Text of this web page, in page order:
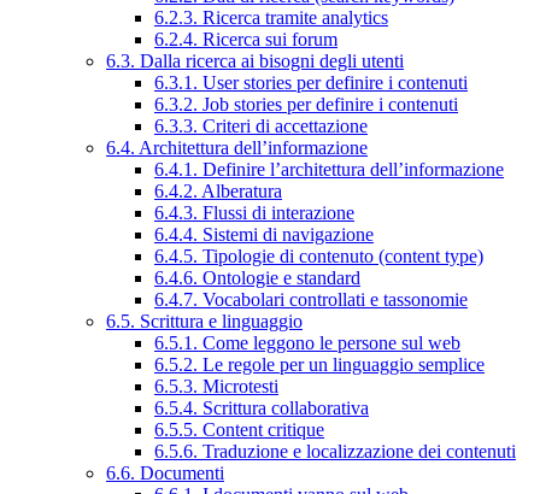
6.2.3. Ricerca tramite analytics
6.2.4. Ricerca sui forum
6.3. Dalla ricerca ai bisogni degli utenti
6.3.1. User stories per definire i contenuti
6.3.2. Job stories per definire i contenuti
6.3.3. Criteri di accettazione
6.4. Architettura dell’informazione
6.4.1. Definire l’architettura dell’informazione
6.4.2. Alberatura
6.4.3. Flussi di interazione
6.4.4. Sistemi di navigazione
6.4.5. Tipologie di contenuto (content type)
6.4.6. Ontologie e standard
6.4.7. Vocabolari controllati e tassonomie
6.5. Scrittura e linguaggio
6.5.1. Come leggono le persone sul web
6.5.2. Le regole per un linguaggio semplice
6.5.3. Microtesti
6.5.4. Scrittura collaborativa
6.5.5. Content critique
6.5.6. Traduzione e localizzazione dei contenuti
6.6. Documenti